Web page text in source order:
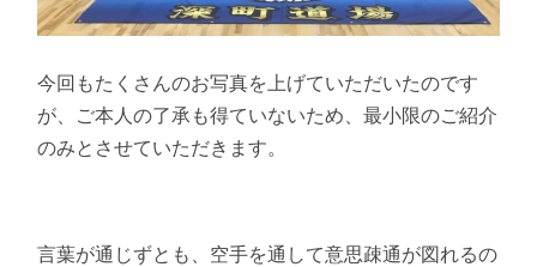
今回もたくさんのお写真を上げていただいたのです
が、ご本人の了承も得ていないため、最小限のご紹介
のみとさせていただきます。
言葉が通じずとも、空手を通して意思疎通が図れるの